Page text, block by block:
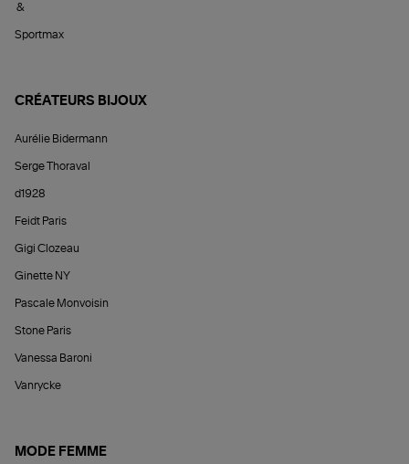
&
Sportmax
CRÉATEURS BIJOUX
Aurélie Bidermann
Serge Thoraval
d1928
Feidt Paris
Gigi Clozeau
Ginette NY
Pascale Monvoisin
Stone Paris
Vanessa Baroni
Vanrycke
MODE FEMME